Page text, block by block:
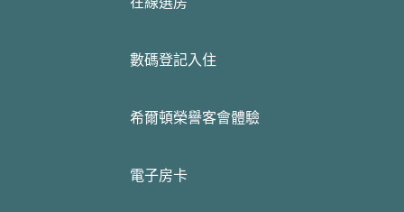
數碼登記入住
希爾頓榮譽客會體驗
電子房卡